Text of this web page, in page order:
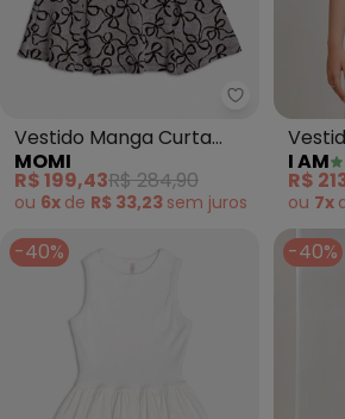
Momi -
Vestido Manga Curta
Jacquard com Laço
(Preto)
MOMI
R$ 199,43R$ 284,90
ou 6x de R$ 33,23 sem juros
I AM
R$
ou 7x
-40% -40%